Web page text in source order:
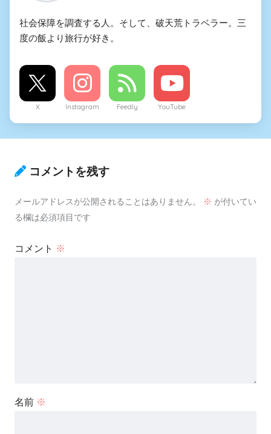
社会保障を調査する人。そして、破天荒トラベラー。三
度の飯より旅行が好き。
X Instagram Feedly YouTube
コメントを残す
メールアドレスが公開されることはありません。 ※ が付いてい
る欄は必須項目です
コメント ※
名前 ※